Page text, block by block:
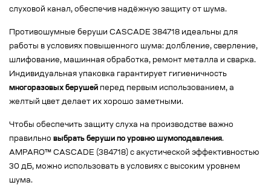
слуховой канал, обеспечив надёжную защиту от шума.
Противошумные беруши CASCADE 384718 идеальны для
работы в условиях повышенного шума: долбление, сверление,
шлифование, машинная обработка, ремонт металла и сварка.
Индивидуальная упаковка гарантирует гигиеничность
многоразовых берушей перед первым использованием, а
желтый цвет делает их хорошо заметными.
Чтобы обеспечить защиту слуха на производстве важно
правильно выбрать беруши по уровню шумоподавления.
AMPARO™ CASCADE (384718) с акустической эффективностью
30 дБ, можно использовать в условиях с высоким уровнем
шума.